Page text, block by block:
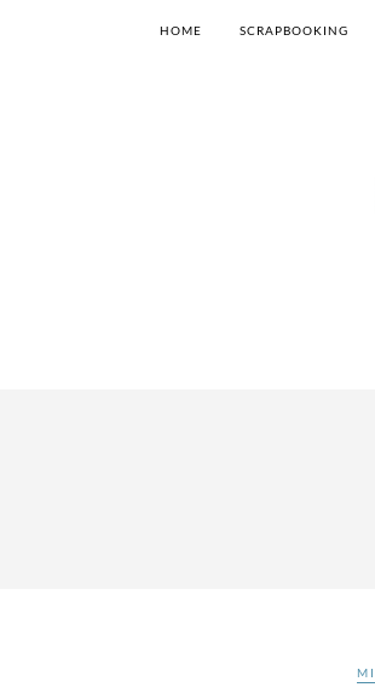
HOME SCRAPBOOKING